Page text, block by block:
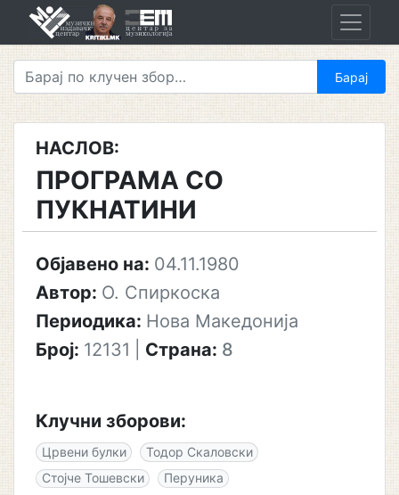
НАСЛОВ:
ПРОГРАМА СО
ПУКНАТИНИ
Објавено на: 04.11.1980
Автор: О. Спиркоска
Периодика: Нова Македонија
Број: 12131 Страна: 8
Клучни зборови:
Црвени булки
Тодор Скаловски
Стојче Тошевски
Перуника